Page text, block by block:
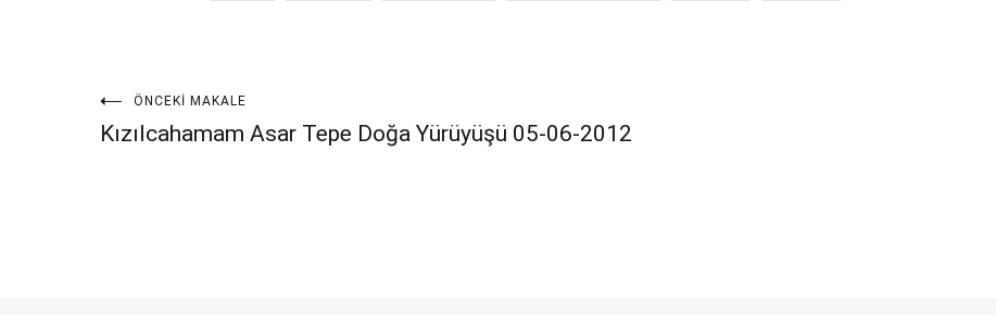
YazıÖNCEKI MAKALE
Kızılcahamam Asar Tepe Doğa Yürüyüşü 05-06-2012